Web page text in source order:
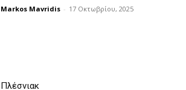
Markos Mavridis - 17 Οκτωβρίου, 2025
Πλέσνιακ